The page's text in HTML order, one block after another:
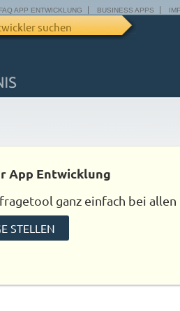
FAQ APP ENTWICKLUNG BUSINESS APPS
suchen
App Entwicklung
ganz einfach bei
STELLEN